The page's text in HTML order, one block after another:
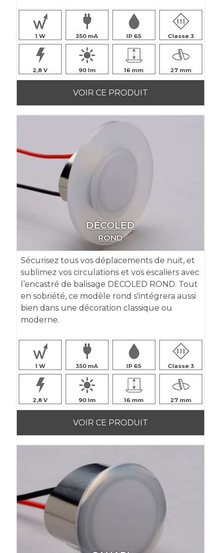
1 350 IP 65 Classe 3
2,8 90 16 27
VOIR CE PRODUIT
DÉCOLED
ROND
Sécurisez tous vos déplacements de nuit, et
sublimez vos circulations et vos escaliers avec
l’encastré de balisage DECOLED ROND. Tout
en sobriété, ce modèle rond s'intégrera aussi
bien dans une décoration classique ou
moderne.
1 350 IP 65 Classe 3
2,8 90 16 27
VOIR CE PRODUIT